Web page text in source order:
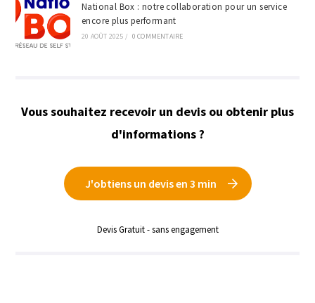
National Box : notre collaboration pour un service
encore plus performant
20 AOÛT 2025 / 0 COMMENTAIRE
Vous souhaitez recevoir un devis ou obtenir plus
d'informations ?
J'obtiens un devis en 3 min
Devis Gratuit - sans engagement